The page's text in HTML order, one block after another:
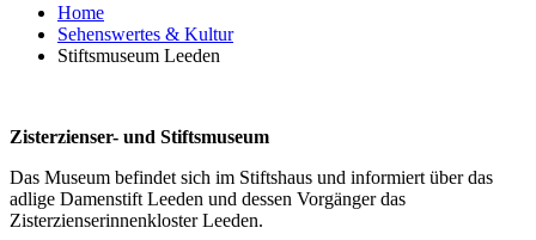
Home
Sehenswertes & Kultur
Stiftsmuseum Leeden
Zisterzienser- und Stiftsmuseum
Das Museum befindet sich im Stiftshaus und informiert über das
adlige Damenstift Leeden und dessen Vorgänger das
Zisterzienserinnenkloster Leeden.